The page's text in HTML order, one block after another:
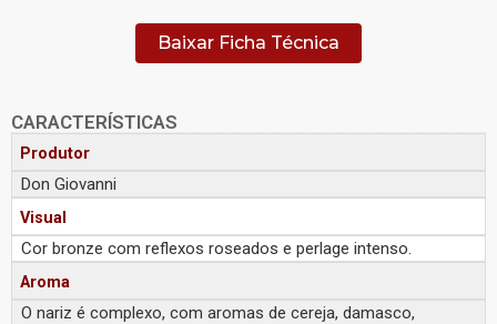
Baixar Ficha Técnica
CARACTERÍSTICAS
Produtor
Don Giovanni
Visual
Cor bronze com reflexos roseados e perlage intenso.
Aroma
O nariz é complexo, com aromas de cereja, damasco,